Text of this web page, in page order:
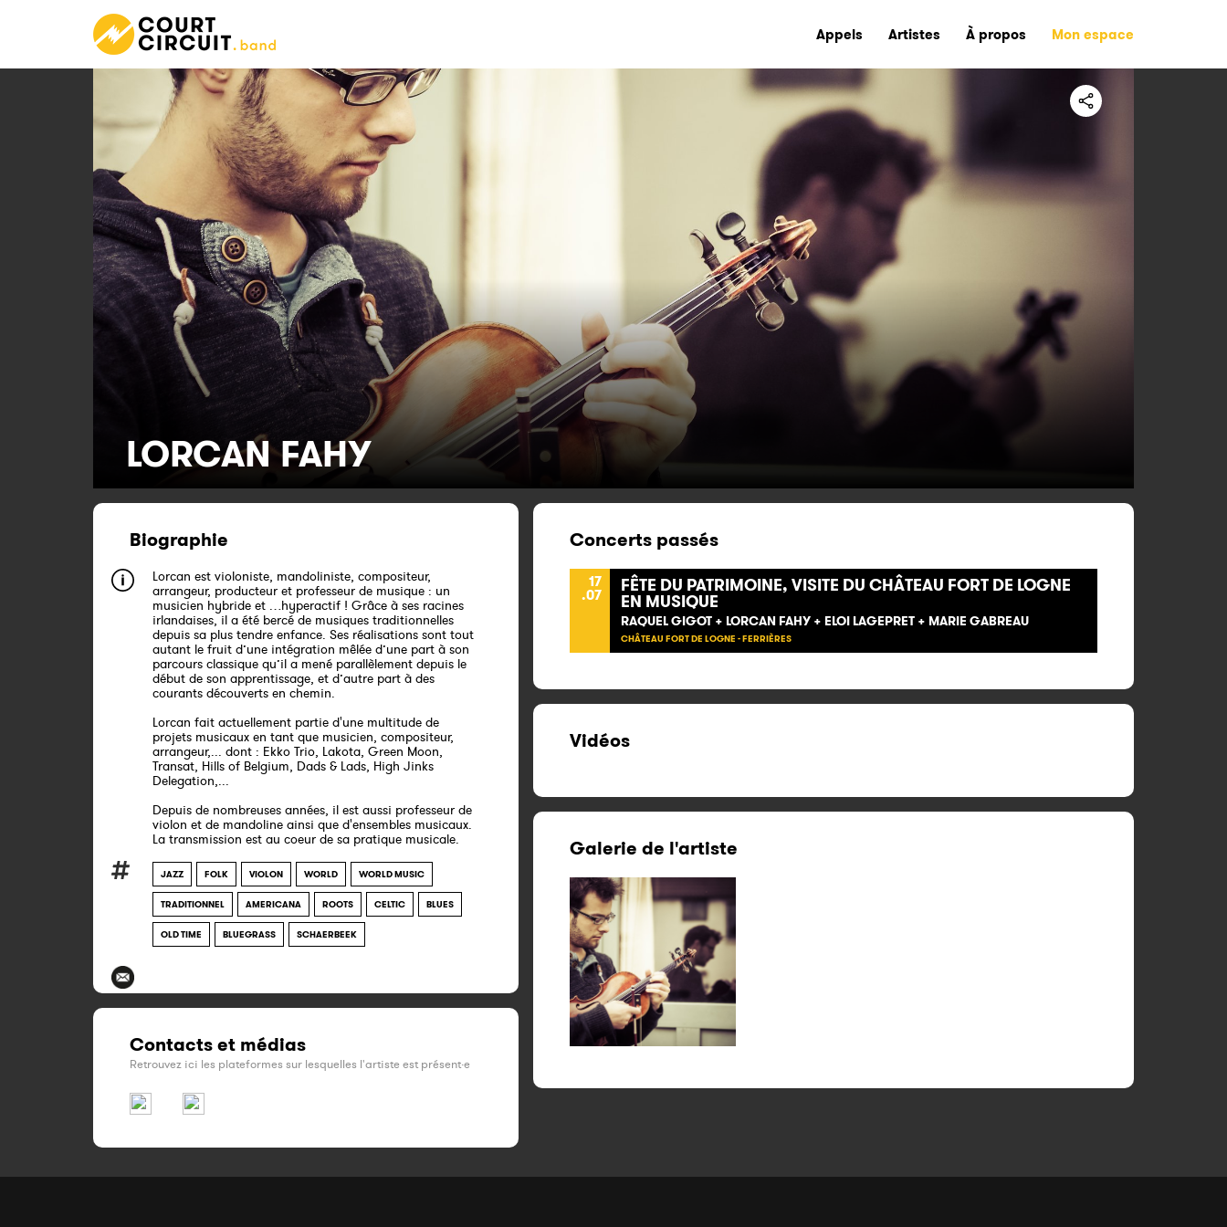
Appels Artistes À propos Mon espace
LORCAN FAHY
Biographie
Lorcan est violoniste, mandoliniste, compositeur,
arrangeur, producteur et professeur de musique : un
musicien hybride et …hyperactif ! Grâce à ses racines
irlandaises, il a été bercé de musiques traditionnelles
depuis sa plus tendre enfance. Ses réalisations sont tout
autant le fruit d’une intégration mêlée d’une part à son
parcours classique qu’il a mené parallèlement depuis le
début de son apprentissage, et d’autre part à des
courants découverts en chemin.
Lorcan fait actuellement partie d'une multitude de
projets musicaux en tant que musicien, compositeur,
arrangeur,... dont : Ekko Trio, Lakota, Green Moon,
Transat, Hills of Belgium, Dads & Lads, High Jinks
Delegation,...
Depuis de nombreuses années, il est aussi professeur de
violon et de mandoline ainsi que d'ensembles musicaux.
La transmission est au coeur de sa pratique musicale.
JAZZ FOLK VIOLON WORLD WORLD MUSIC
TRADITIONNEL AMERICANA ROOTS CELTIC BLUES
OLD TIME BLUEGRASS SCHAERBEEK
Contacts et médias
Retrouvez ici les plateformes sur lesquelles l'artiste est présent·e
Concerts passés
17
.07 FÊTE DU PATRIMOINE, VISITE DU CHÂTEAU FORT DE LOGNE
EN MUSIQUE
RAQUEL GIGOT + LORCAN FAHY + ELOI LAGEPRET + MARIE GABREAU
CHÂTEAU FORT DE LOGNE - FERRIÈRES
Vidéos
Galerie de l'artiste